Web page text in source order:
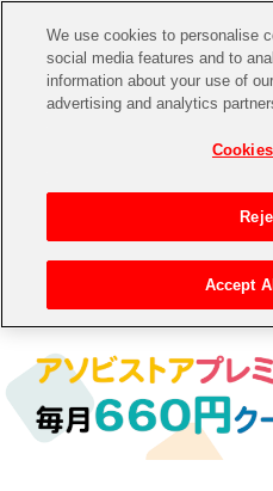
CHANNEL
ゲーム
アイドルマスターシリーズ
アイドルマスター
アイドルマスター ミリオンライブ！
アイドルマスター SideM
イベントグッズ
トイ・ホビー
アイドルマスター シ
We use cookies to personalise
social media features and to
information about your use of
advertising and analytics
Accept